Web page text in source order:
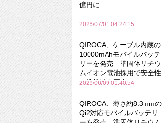
億円に
2026/07/01 04:24:15
QIROCA、ケーブル内蔵の
10000mAhモバイルバッテ
リーを発売 準固体リチウ
ムイオン電池採用で安全性
と携帯性を両立
2026/06/09 01:40:54
QIROCA、薄さ約8.3mmの
Qi2対応モバイルバッテリ